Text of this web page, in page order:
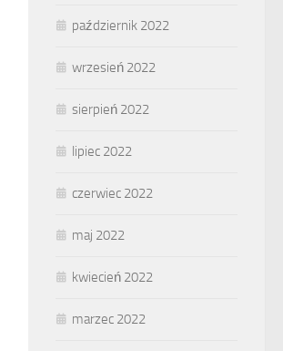
październik 2022
wrzesień 2022
sierpień 2022
lipiec 2022
czerwiec 2022
maj 2022
kwiecień 2022
marzec 2022